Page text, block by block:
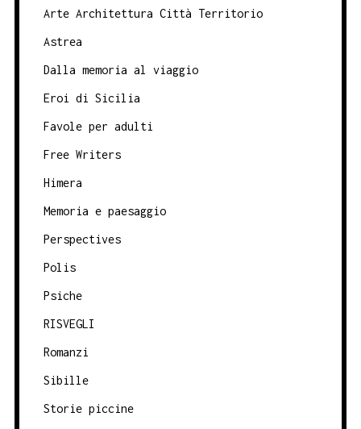
Arte Architettura Città Territorio
Astrea
Dalla memoria al viaggio
Eroi di Sicilia
Favole per adulti
Free Writers
Himera
Memoria e paesaggio
Perspectives
Polis
Psiche
RISVEGLI
Romanzi
Sibille
Storie piccine